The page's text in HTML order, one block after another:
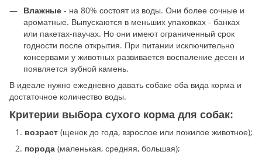
Влажные - на 80% состоят из воды. Они более сочные и
ароматные. Выпускаются в меньших упаковках - банках
или пакетах-паучах. Но они имеют ограниченный срок
годности после открытия. При питании исключительно
консервами у животных развивается воспаление десен и
появляется зубной камень.
В идеале нужно ежедневно давать собаке оба вида корма и
достаточное количество воды.
Критерии выбора сухого корма для собак:
возраст (щенок до года, взрослое или пожилое животное);
порода (маленькая, средняя, большая);